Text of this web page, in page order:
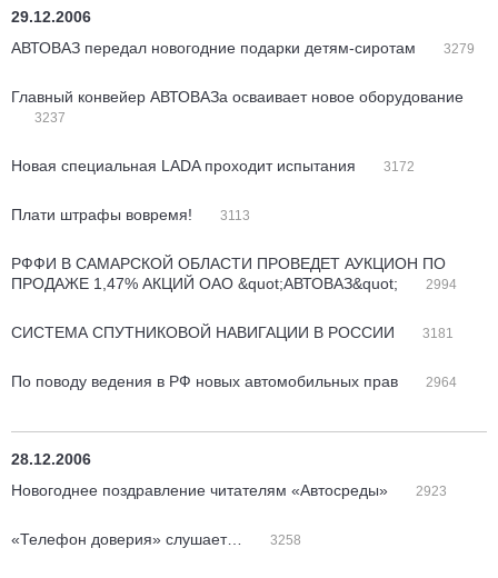
29.12.2006
АВТОВАЗ передал новогодние подарки детям-сиротам
3279
Главный конвейер АВТОВАЗа осваивает новое оборудование
3237
Новая специальная LADA проходит испытания 3172
Плати штрафы вовремя! 3113
РФФИ В САМАРСКОЙ ОБЛАСТИ ПРОВЕДЕТ АУКЦИОН ПО
ПРОДАЖЕ 1,47% АКЦИЙ ОАО &quot;АВТОВАЗ&quot;
2994
СИСТЕМА СПУТНИКОВОЙ НАВИГАЦИИ В РОССИИ 3181
По поводу ведения в РФ новых автомобильных прав 2964
28.12.2006
Новогоднее поздравление читателям «Автосреды»
2923
«Телефон доверия» слушает… 3258